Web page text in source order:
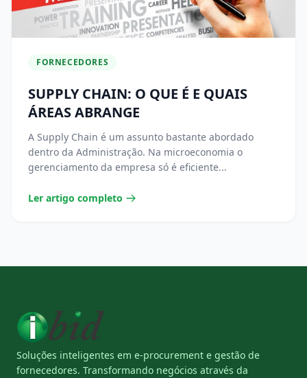
FORNECEDORES
SUPPLY CHAIN: O QUE É E QUAIS
ÁREAS ABRANGE
A Supply Chain é um assunto bastante abordado
dentro da Administração. Na microeconomia o
gerenciamento da empresa só é eficiente...
Ler artigo completo
Soluções inteligentes em e-procurement e gestão de
fornecedores. Transformando negócios através da